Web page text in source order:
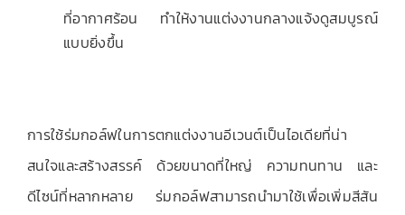
ที่อากาศร้อน ทำให้งานแต่งงานกลางแจ้งดูสมบูรณ์
แบบยิ่งขึ้น
การใช้ร่มกอล์ฟในการตกแต่งงานอีเวนต์เป็นไอเดียที่น่า
สนใจและสร้างสรรค์ ด้วยขนาดที่ใหญ่ ความทนทาน และ
ดีไซน์ที่หลากหลาย ร่มกอล์ฟสามารถนำมาใช้เพื่อเพิ่มสีสัน